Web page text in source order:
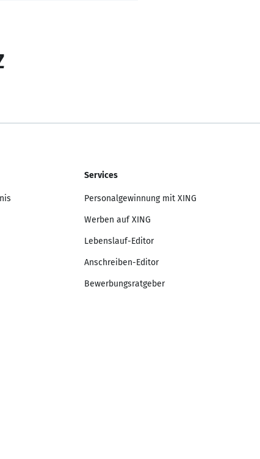
Services
Personalgewinnung mit XING
Werben auf XING
Lebenslauf-Editor
Anschreiben-Editor
Bewerbungsratgeber